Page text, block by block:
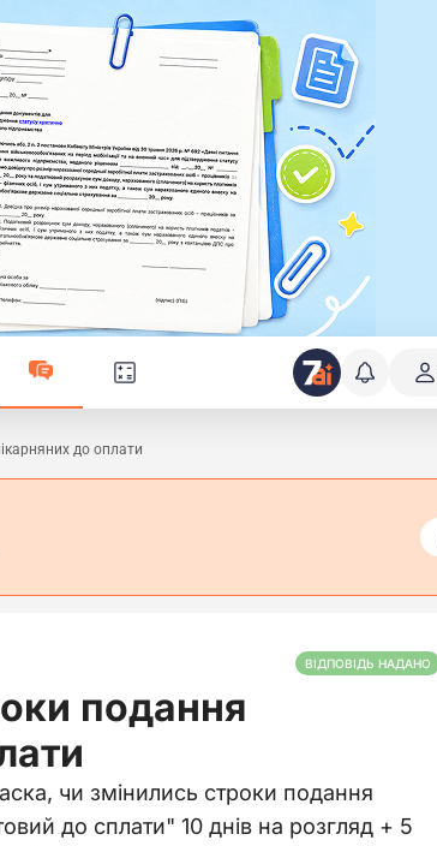
до оплати
ВІДПОВІДЬ НАДАНО
подання
чи змінились строки подання
до сплати" 10 днів на розгляд + 5